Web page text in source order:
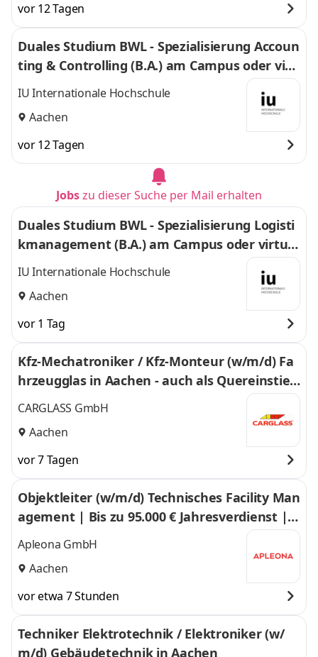
vor 12 Tagen
Duales Studium BWL - Spezialisierung Accoun
ting & Controlling (B.A.) am Campus oder virt
uell
IU Internationale Hochschule
Aachen
vor 12 Tagen
Jobszu dieser Suche per Mail erhalten
Duales Studium BWL - Spezialisierung Logisti
kmanagement (B.A.) am Campus oder virtuel
l
IU Internationale Hochschule
Aachen
vor 1 Tag
Kfz-Mechatroniker / Kfz-Monteur (w/m/d) Fa
hrzeugglas in Aachen - auch als Quereinstieg
- 819
CARGLASS GmbH
Aachen
vor 7 Tagen
Objektleiter (w/m/d) Technisches Facility Man
agement | Bis zu 95.000 € Jahresverdienst | A
achen
Apleona GmbH
Aachen
vor etwa 7 Stunden
Techniker Elektrotechnik / Elektroniker (w/
m/d) Gebäudetechnik in Aachen